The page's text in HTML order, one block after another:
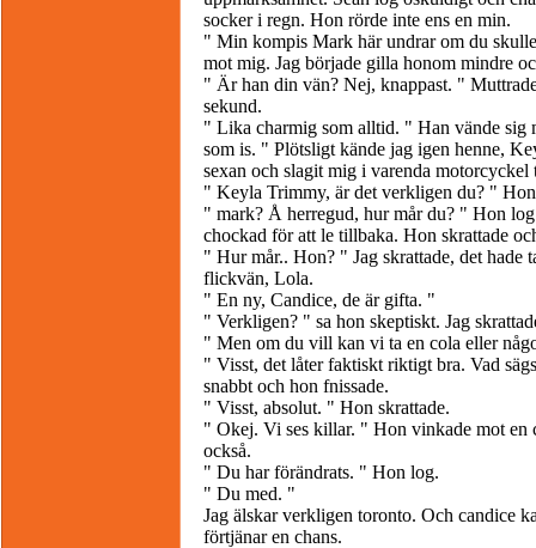
socker i regn. Hon rörde inte ens en min.
" Min kompis Mark här undrar om du
mot mig. Jag började gilla honom mindre
" Är han din vän? Nej, knappast. "
sekund.
" Lika charmig som alltid. " Han vände sig
som is. " Plötsligt kände jag igen henne,
sexan och slagit mig i varenda motorcyckel
" Keyla Trimmy, är det verkligen du? "
" mark? Å herregud, hur mår du? " Hon
chockad för att le tillbaka. Hon skrattade
" Hur mår.. Hon? " Jag skrattade, det hade
flickvän, Lola.
" En ny, Candice, de är gifta. "
" Verkligen? " sa hon skeptiskt. Jag
" Men om du vill kan vi ta en cola eller
" Visst, det låter faktiskt riktigt bra. Vad
snabbt och hon fnissade.
" Visst, absolut. " Hon skrattade.
" Okej. Vi ses killar. " Hon vinkade mot en
också.
" Du har förändrats. " Hon log.
" Du med. "
Jag älskar verkligen toronto. Och candice
förtjänar en chans.